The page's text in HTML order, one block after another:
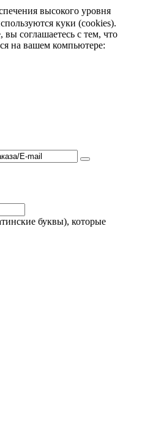
высокого уровня
куки (cookies).
соглашаетесь с тем, что
на вашем компьютере:
буквы), которые